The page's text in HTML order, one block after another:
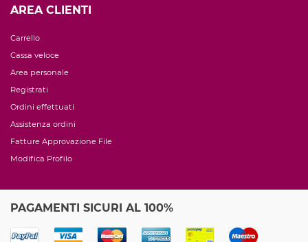
AREA CLIENTI
Carrello
Cassa veloce
Area personale
Registrati
Ordini effettuati
Assistenza ordini
Fatture Approvazione File
Modifica Profilo
PAGAMENTI SICURI AL 100%